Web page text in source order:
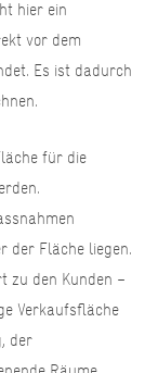
hier ein
vor dem
Es ist dadurch
für die
der Fläche liegen.
zu den Kunden –
Verkaufsfläche
der